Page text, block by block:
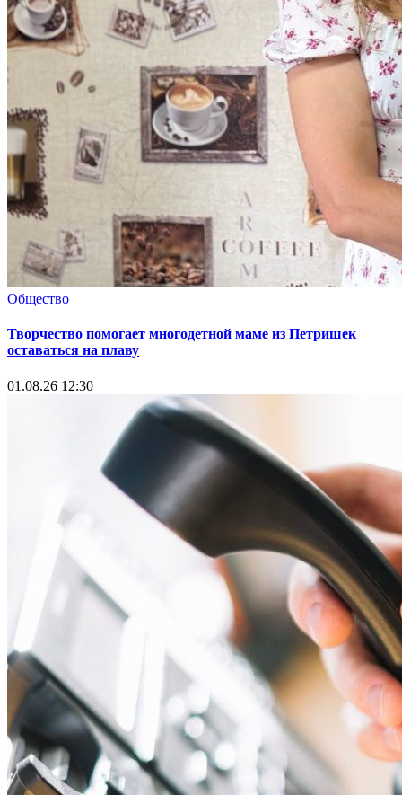
Общество
Творчество помогает многодетной маме из Петришек
оставаться на плаву
01.08.26 12:30